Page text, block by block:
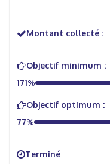
Montant collecté :
Objectif minimum :
171%
Objectif optimum :
77%
Terminé